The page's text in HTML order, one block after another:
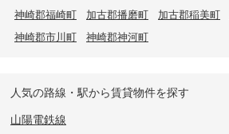
神崎郡福崎町
加古郡播磨町 加古郡稲美町
神崎郡市川町
神崎郡神河町
人気の路線・駅から賃貸物件を探す
山陽電鉄線